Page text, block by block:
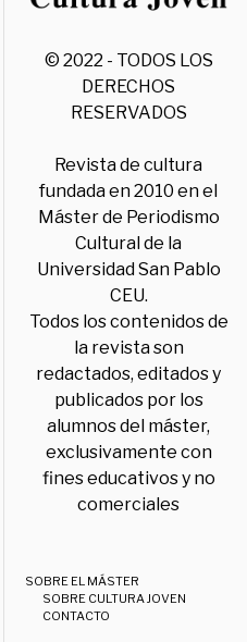
© 2022 - TODOS LOS
DERECHOS
RESERVADOS
Revista de cultura
fundada en 2010 en el
Máster de Periodismo
Cultural de la
Universidad San Pablo
CEU.
Todos los contenidos de
la revista son
redactados, editados y
publicados por los
alumnos del máster,
exclusivamente con
fines educativos y no
comerciales
SOBRE EL MÁSTER
SOBRE CULTURA JOVEN
CONTACTO